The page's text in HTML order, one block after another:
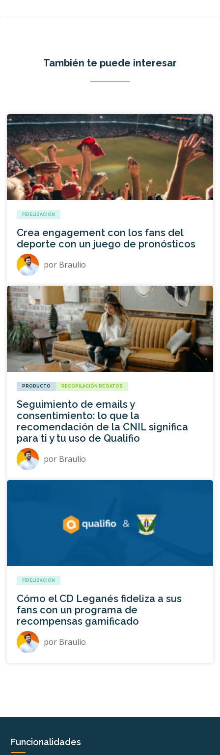
También te puede interesar
FIDELIZACIÓN
Crea engagement con los fans del
deporte con un juego de pronósticos
por Braulio
PRODUCTO RECOPILACIÓN DE DATOS
Seguimiento de emails y
consentimiento: lo que la
recomendación de la CNIL significa
para ti y tu uso de Qualifio
por Braulio
FIDELIZACIÓN
Cómo el CD Leganés fideliza a sus
fans con un programa de
recompensas gamificado
por Braulio
Funcionalidades